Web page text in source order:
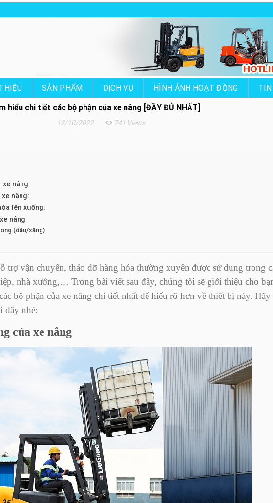
SẢN PHẨM DỊCH VỤ HÌNH ẢNH HOẠT ĐỘNG
12/10/2022 741 Views
hiểu chi tiết các bộ phận của xe nâng [ĐẦY ĐỦ NHẤT]
xe nâng
nâng:
lên xuống:
nâng
(dầu/xăng)
trợ vận chuyển, tháo dỡ hàng hóa thường xuyên được sử dụng trong
nhà xưởng,… Trong bài viết sau đây, chúng tôi sẽ giới thiệu cho
bộ phận của xe nâng chi tiết nhất để hiểu rõ hơn về thiết bị này. Hãy
đây nhé:
của xe nâng